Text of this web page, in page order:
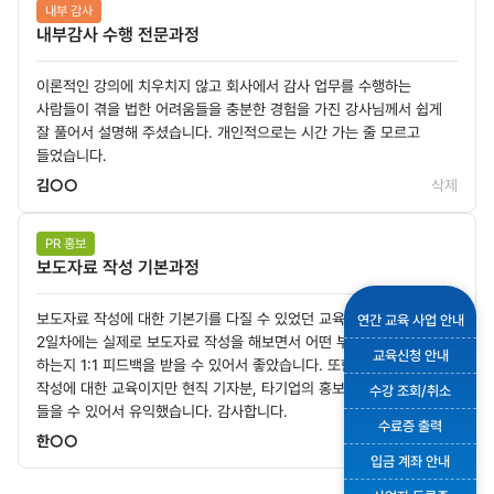
연간 교육 사업 안내
교육신청 안내
수강 조회/취소
수료증 출력
입금 계좌 안내
내부 감사
내부감사 수행 전문과정
이론적인 강의에 치우치지 않고 회사에서 감사 업무를 수행하는
사람들이 겪을 법한 어려움들을 충분한 경험을 가진 강사님께서 쉽게
잘 풀어서 설명해 주셨습니다. 개인적으로는 시간 가는 줄 모르고
들었습니다.
김○○
삭제
PR 홍보
보도자료 작성 기본과정
보도자료 작성에 대한 기본기를 다질 수 있었던 교육이었습니다. 특히
2일차에는 실제로 보도자료 작성을 해보면서 어떤 부분을 디벨롭해야
하는지 1:1 피드백을 받을 수 있어서 좋았습니다. 또한, 보도자료
작성에 대한 교육이지만 현직 기자분, 타기업의 홍보담당자분의 강의도
들을 수 있어서 유익했습니다. 감사합니다.
한○○
삭제